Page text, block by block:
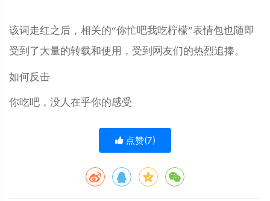
该词走红之后，相关的“你忙吧我吃柠檬”表情包也随即
受到了大量的转载和使用，受到网友们的热烈追捧。
如何反击
你吃吧，没人在乎你的感受
点赞(7)